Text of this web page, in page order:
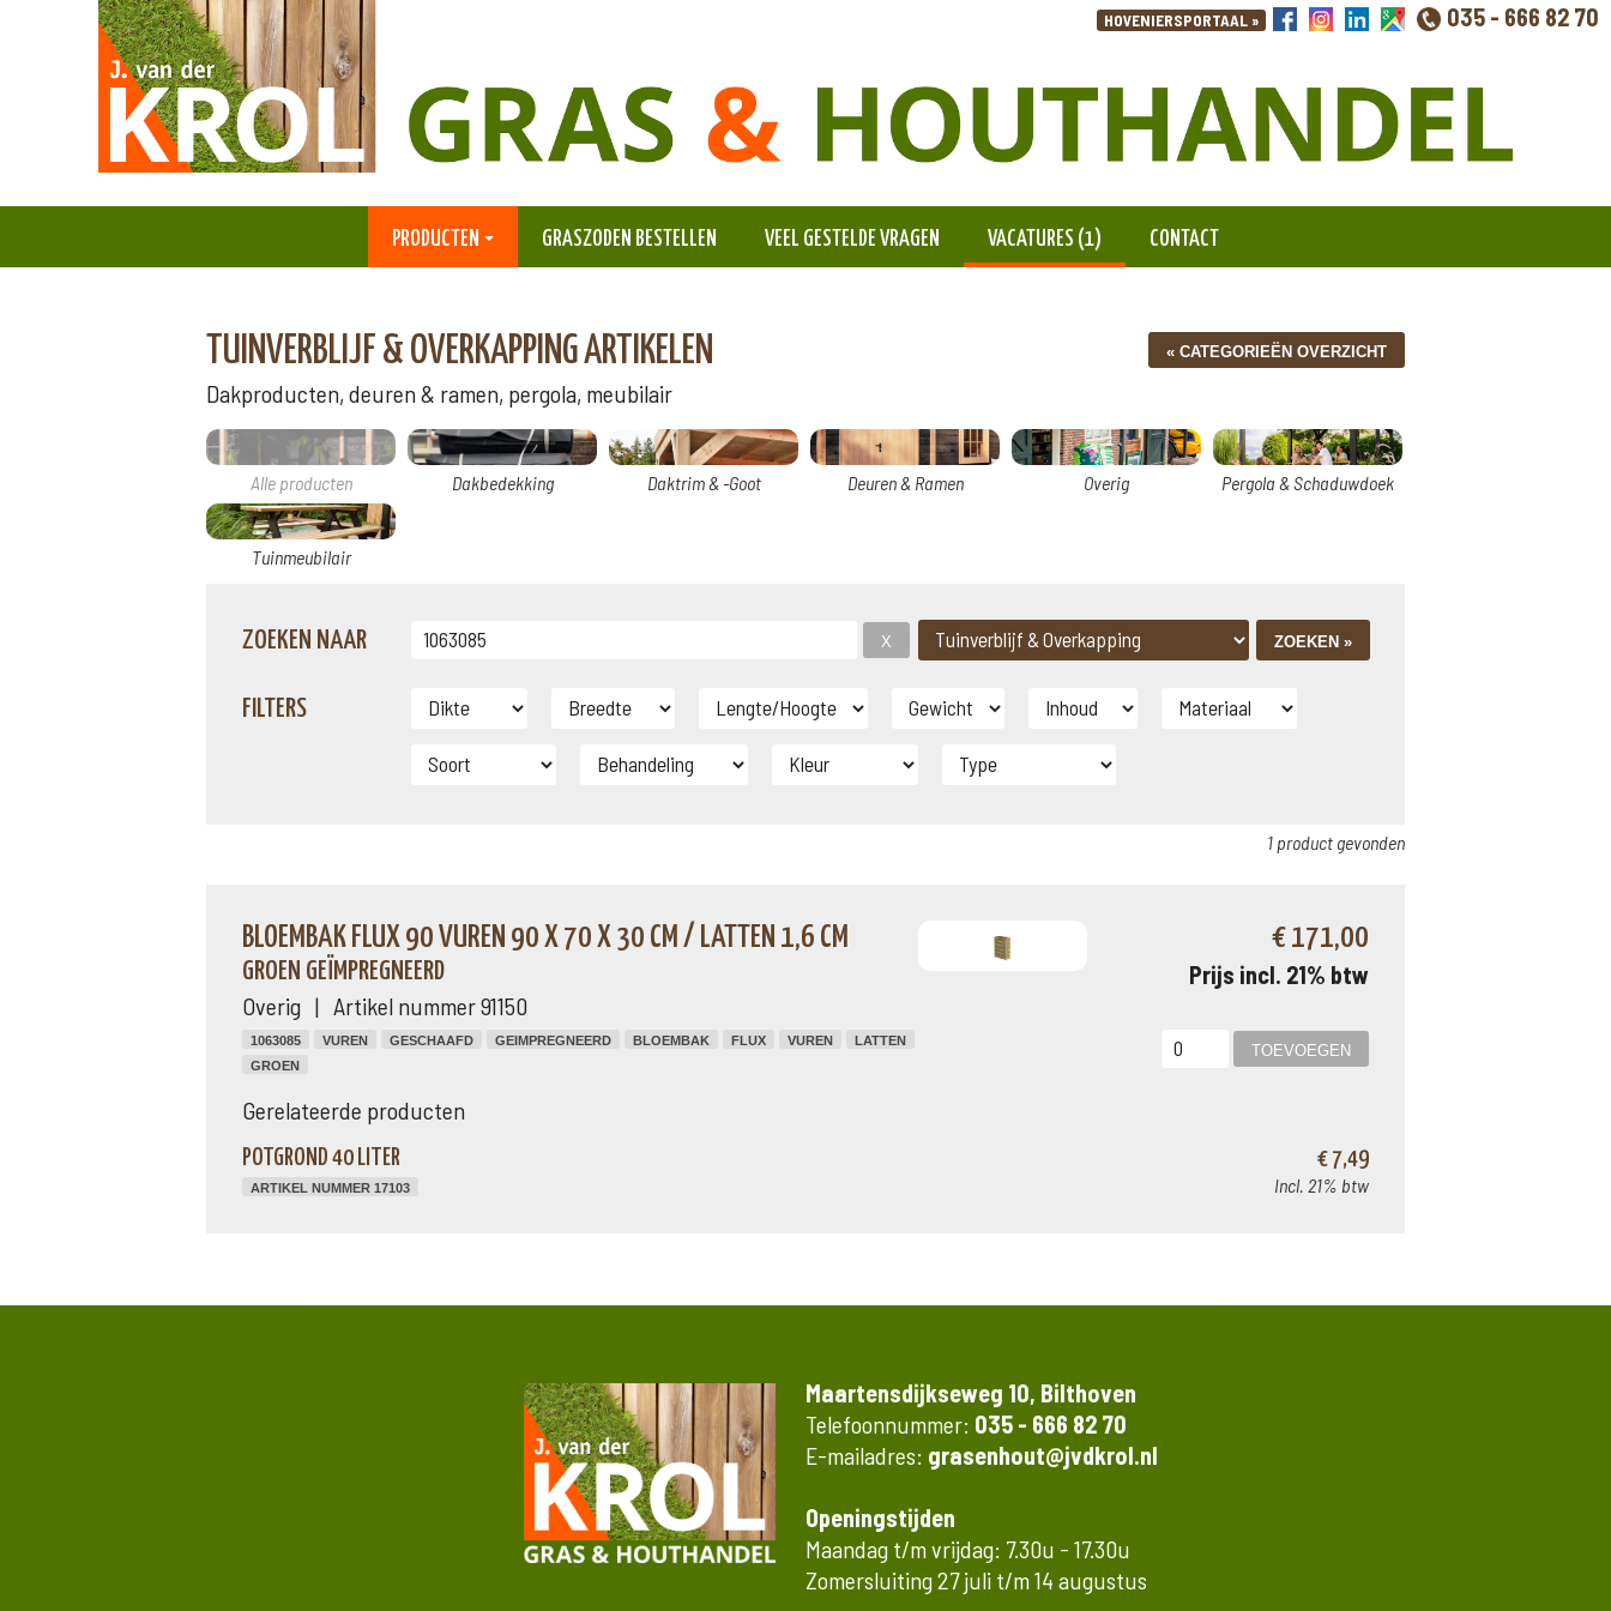
035 - 666 82 70
PRODUCTEN GRASZODEN BESTELLEN VEEL GESTELDE VRAGEN VACATURES (1) CONTACT
TUINVERBLIJF & OVERKAPPING ARTIKELEN
Dakproducten, deuren & ramen, pergola, meubilair
Alle producten Dakbedekking Daktrim & -Goot Deuren & Ramen Overig Pergola & Schaduwdoek
Tuinmeubilair
ZOEKEN NAAR
FILTERS
1 product gevonden
BLOEMBAK FLUX 90 VUREN 90 X 70 X 30 CM / LATTEN 1,6 CM
GROEN GEÏMPREGNEERD
Overig | Artikel nummer 91150
1063085 VUREN GESCHAAFD GEIMPREGNEERD BLOEMBAK FLUX VUREN
LATTEN
GROEN
€ 171,00
Prijs incl. 21% btw
Gerelateerde producten
POTGROND 40 LITER
ARTIKEL NUMMER 17103
€ 7,49
Incl. 21% btw
Maartensdijkseweg 10, Bilthoven
Telefoonnummer: 035 - 666 82 70
E-mailadres: grasenhout@jvdkrol.nl
Openingstijden
Maandag t/m vrijdag: 7.30u - 17.30u
Zomersluiting 27 juli t/m 14 augustus